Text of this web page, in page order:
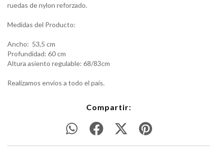
ruedas de nylon reforzado.
Medidas del Producto:
Ancho: 53,5 cm
Profundidad: 60 cm
Altura asiento regulable: 68/83cm
Realizamos envíos a todo el país.
Compartir: